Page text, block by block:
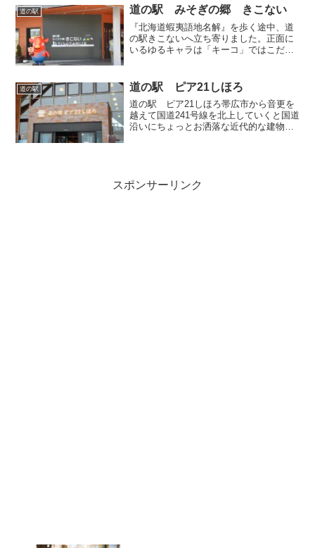
国鉄の駅名、道の駅の名前になりまし
た。もともとは国鉄の駅名も「...
道の駅 道の駅 みそぎの郷 きこない
『北海道蝦夷語地名解』を歩く途中、道
の駅きこないへ立ち寄りました。正面に
いるゆるキャラは「キーコ」ではこだて
木古内町が協働して生まれたそうです。
女だけの相撲大会中に入る...
道の駅 道の駅 ピア21しほろ
道の駅 ピア21しほろ帯広市から音更を
越えて国道241号線を北上していくと国道
沿いにちょっとお洒落な近代的な建物が
スポンサーリンク